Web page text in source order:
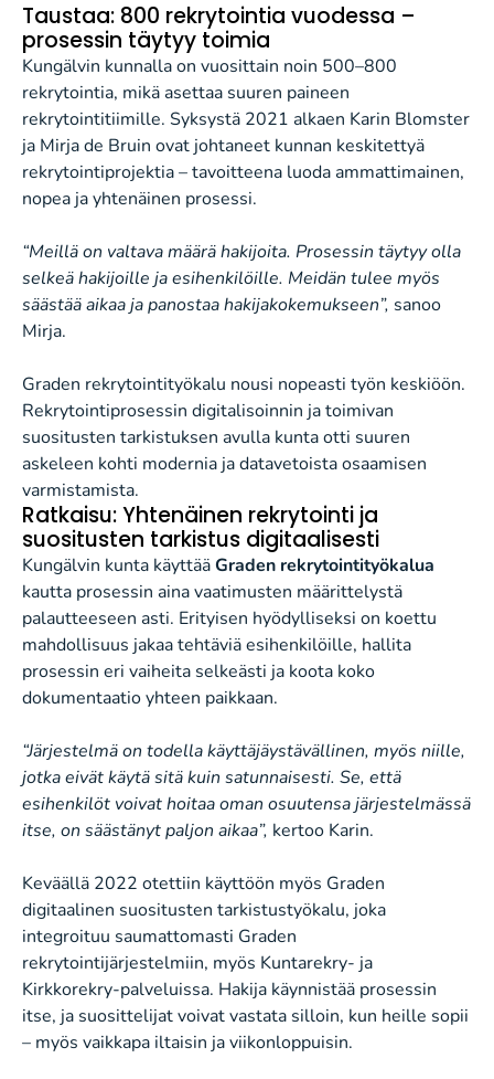
Taustaa: 800 rekrytointia vuodessa –
prosessin täytyy toimia
Kungälvin kunnalla on vuosittain noin 500–800
rekrytointia, mikä asettaa suuren paineen
rekrytointitiimille. Syksystä 2021 alkaen Karin Blomster
ja Mirja de Bruin ovat johtaneet kunnan keskitettyä
rekrytointiprojektia – tavoitteena luoda ammattimainen,
nopea ja yhtenäinen prosessi.
“Meillä on valtava määrä hakijoita. Prosessin täytyy olla
selkeä hakijoille ja esihenkilöille. Meidän tulee myös
säästää aikaa ja panostaa hakijakokemukseen”, sanoo
Mirja.
Graden rekrytointityökalu nousi nopeasti työn keskiöön.
Rekrytointiprosessin digitalisoinnin ja toimivan
suositusten tarkistuksen avulla kunta otti suuren
askeleen kohti modernia ja datavetoista osaamisen
varmistamista.
Ratkaisu: Yhtenäinen rekrytointi ja
suositusten tarkistus digitaalisesti
Kungälvin kunta käyttääGraden rekrytointityökalua
kautta prosessin aina vaatimusten määrittelystä
palautteeseen asti. Erityisen hyödylliseksi on koettu
mahdollisuus jakaa tehtäviä esihenkilöille, hallita
prosessin eri vaiheita selkeästi ja koota koko
dokumentaatio yhteen paikkaan.
“Järjestelmä on todella käyttäjäystävällinen, myös niille,
jotka eivät käytä sitä kuin satunnaisesti. Se, että
esihenkilöt voivat hoitaa oman osuutensa järjestelmässä
itse, on säästänyt paljon aikaa”, kertoo Karin.
Keväällä 2022 otettiin käyttöön myös Graden
digitaalinen suositusten tarkistustyökalu, joka
integroituu saumattomasti Graden
rekrytointijärjestelmiin, myös Kuntarekry- ja
Kirkkorekry-palveluissa. Hakija käynnistää prosessin
itse, ja suosittelijat voivat vastata silloin, kun heille sopii
– myös vaikkapa iltaisin ja viikonloppuisin.